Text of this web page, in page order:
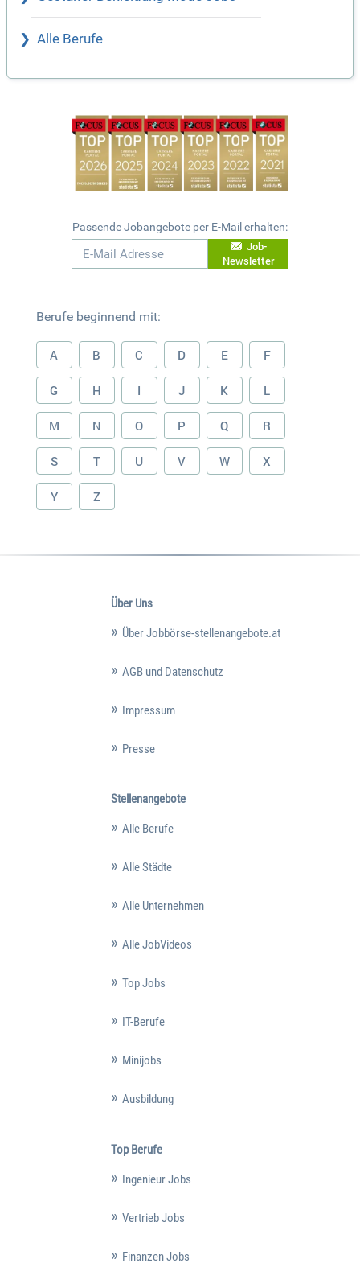
Alle Berufe
Passende Jobangebote per E-Mail erhalten:
Job-
Newsletter
Berufe beginnend mit:
A B C D E F
G H I J K L
M N O P Q R
S T U V W X
Y Z
Über Uns
Über Jobbörse-stellenangebote.at
AGB und Datenschutz
Impressum
Presse
Stellenangebote
Alle Berufe
Alle Städte
Alle Unternehmen
Alle JobVideos
Top Jobs
IT-Berufe
Minijobs
Ausbildung
Top Berufe
Ingenieur Jobs
Vertrieb Jobs
Finanzen Jobs